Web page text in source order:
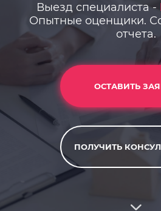
Выезд специалиста -
Опытные оценщики.
отчета.
ОСТАВИТЬ
ПОЛУЧИТЬ